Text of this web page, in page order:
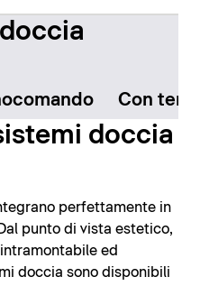
Con
doccia
perfettamente in
punto di vista estetico,
ed
doccia sono disponibili